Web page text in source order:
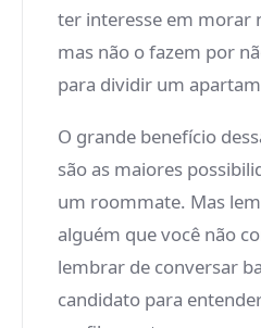
ter interesse em morar
mas não o fazem por
para dividir um
O grande benefício
são as maiores
um roommate. Mas
alguém que você não
lembrar de conversar
candidato para